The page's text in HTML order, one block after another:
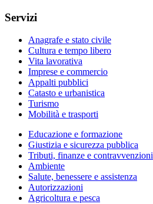
Servizi
Anagrafe e stato civile
Cultura e tempo libero
Vita lavorativa
Imprese e commercio
Appalti pubblici
Catasto e urbanistica
Turismo
Mobilità e trasporti
Educazione e formazione
Giustizia e sicurezza pubblica
Tributi, finanze e contravvenzioni
Ambiente
Salute, benessere e assistenza
Autorizzazioni
Agricoltura e pesca